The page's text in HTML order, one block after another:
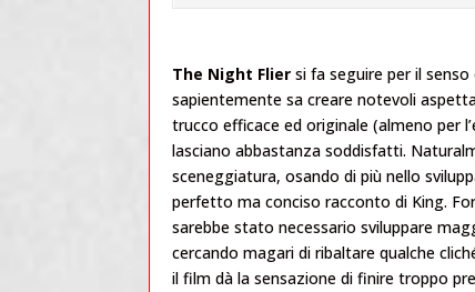
The Night Fliersi fa seguire per il
sapientemente sa creare notevoli
trucco efficace ed originale (almeno per
lasciano abbastanza soddisfatti.
sceneggiatura, osando di più nello
perfetto ma conciso racconto di King.
sarebbe stato necessario sviluppare
cercando magari di ribaltare qualche
il film dà la sensazione di finire troppo